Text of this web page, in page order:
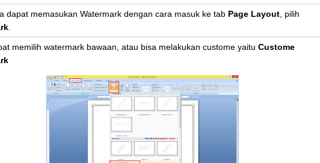
dapat memasukan Watermark dengan cara masuk ke tab Page Layout , pilih
memilih watermark bawaan, atau bisa melakukan custome yaitu Custome